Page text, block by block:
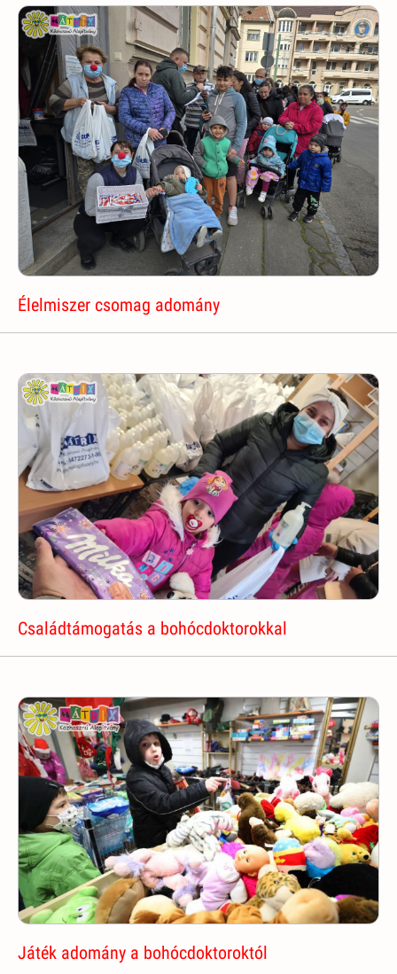
Élelmiszer csomag adomány
Családtámogatás a bohócdoktorokkal
Játék adomány a bohócdoktoroktól